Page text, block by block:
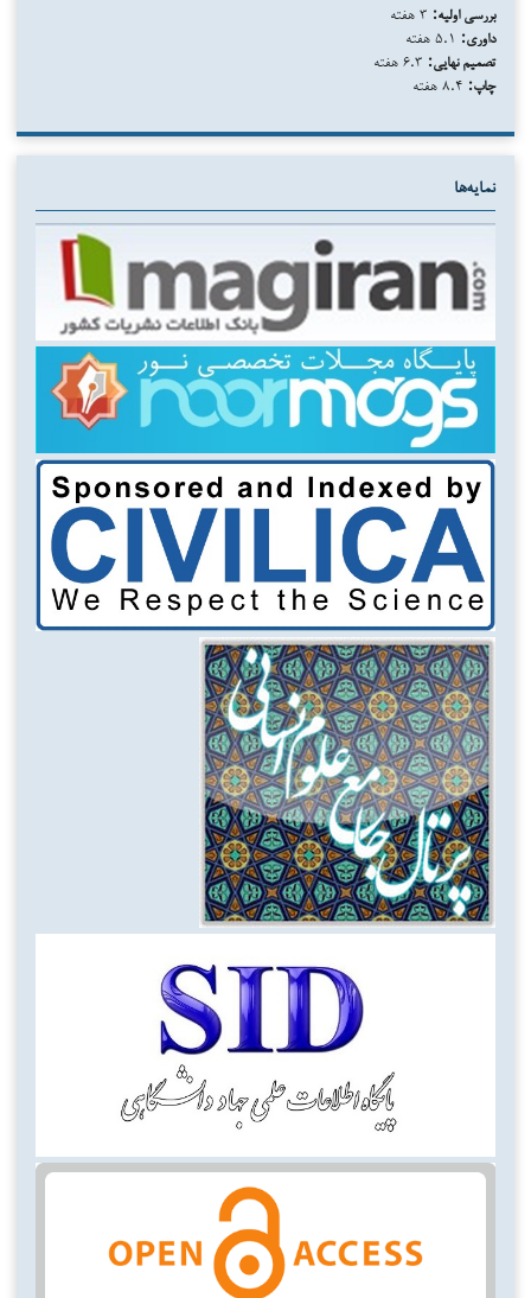
بررسی اولیه:
داوری:
تصمیم نهایی:
چاپ:
نمایه‌ها